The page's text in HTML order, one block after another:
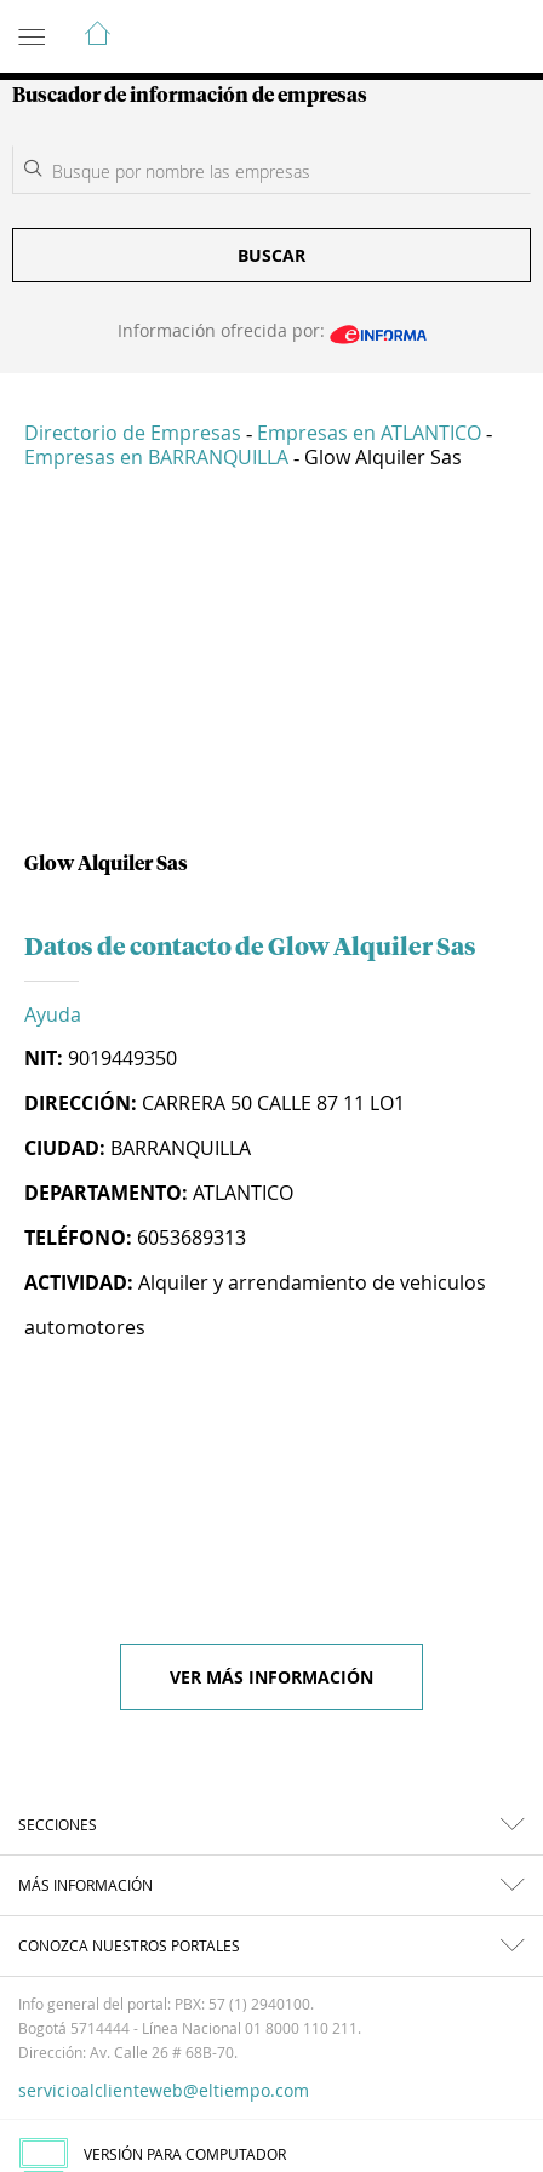
Guía de Empresas Colombianas
Buscador de información de empresas
BUSCAR
Información ofrecida por:
Directorio de Empresas - Empresas en ATLANTICO -
Empresas en BARRANQUILLA - Glow Alquiler Sas
Glow Alquiler Sas
Datos de contacto de Glow Alquiler Sas
Ayuda
NIT: 9019449350
DIRECCIÓN: CARRERA 50 CALLE 87 11 LO1
CIUDAD: BARRANQUILLA
DEPARTAMENTO: ATLANTICO
TELÉFONO: 6053689313
ACTIVIDAD: Alquiler y arrendamiento de vehiculos
automotores
VER MÁS INFORMACIÓN
SECCIONES
MÁS INFORMACIÓN
CONOZCA NUESTROS PORTALES
Info general del portal: PBX: 57 (1) 2940100.
Bogotá 5714444 - Línea Nacional 01 8000 110 211.
Dirección: Av. Calle 26 # 68B-70.
servicioalclienteweb@eltiempo.com
VERSIÓN PARA COMPUTADOR